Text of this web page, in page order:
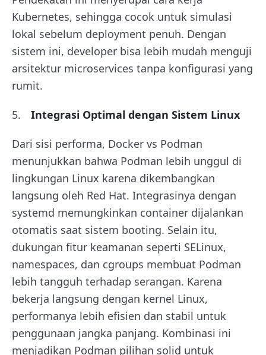
Kubernetes, sehingga cocok untuk simulasi
lokal sebelum deployment penuh. Dengan
sistem ini, developer bisa lebih mudah menguji
arsitektur microservices tanpa konfigurasi yang
rumit.
Integrasi Optimal dengan Sistem Linux
Dari sisi performa, Docker vs Podman
menunjukkan bahwa Podman lebih unggul di
lingkungan Linux karena dikembangkan
langsung oleh Red Hat. Integrasinya dengan
systemd memungkinkan container dijalankan
otomatis saat sistem booting. Selain itu,
dukungan fitur keamanan seperti SELinux,
namespaces, dan cgroups membuat Podman
lebih tangguh terhadap serangan. Karena
bekerja langsung dengan kernel Linux,
performanya lebih efisien dan stabil untuk
penggunaan jangka panjang. Kombinasi ini
menjadikan Podman pilihan solid untuk